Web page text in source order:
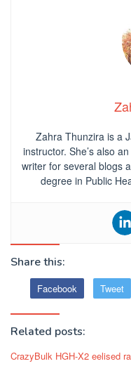
Zahra Thunzira is a
instructor. She’s also
writer for several blogs
degree in Public
Share this:
Facebook Tweet
Related posts:
CrazyBulk HGH-X2 eelised